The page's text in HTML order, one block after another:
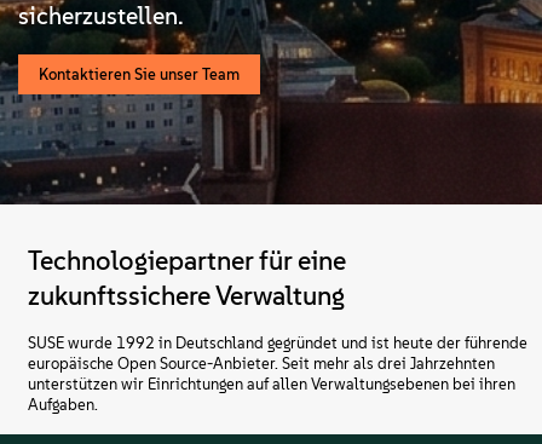
sicherzustellen.
Kontaktieren Sie unser Team
Technologiepartner für eine
zukunftssichere Verwaltung
SUSE wurde 1992 in Deutschland gegründet und ist heute der führende
europäische Open Source-Anbieter. Seit mehr als drei Jahrzehnten
unterstützen wir Einrichtungen auf allen Verwaltungsebenen bei ihren
Aufgaben.